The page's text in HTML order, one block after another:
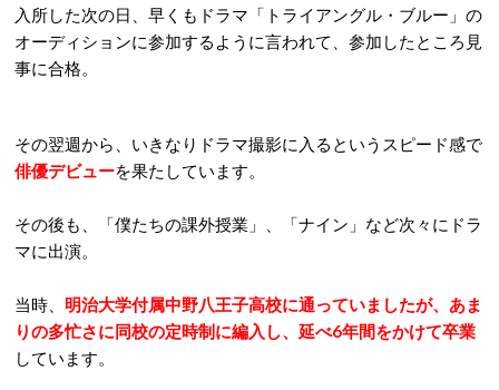
入所した次の日、早くもドラマ「トライアングル・ブルー」の
オーディションに参加するように言われて、参加したところ見
事に合格。
その翌週から、いきなりドラマ撮影に入るというスピード感で
俳優デビューを果たしています。
その後も、「僕たちの課外授業」、「ナイン」など次々にドラ
マに出演。
当時、 明治大学付属中野八王子高校に通っていましたが、あま
りの多忙さに同校の定時制に編入し、延べ6年間をかけて卒業
しています。